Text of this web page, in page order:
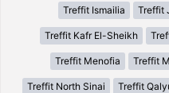
Treffit Ismailia Treffit
Treffit Kafr El-Sheikh
Treffit Menofia Treffit
Treffit North Sinai Treffit